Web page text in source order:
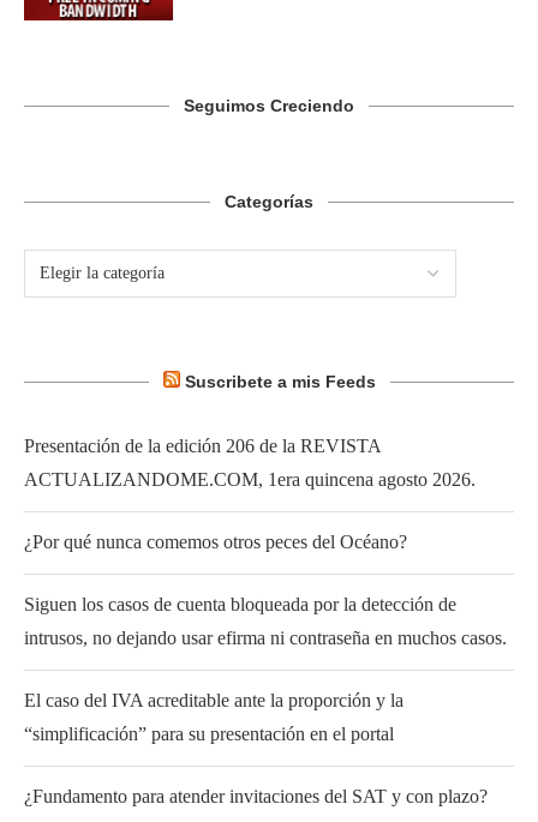
Seguimos Creciendo
Categorías
Suscribete a mis Feeds
Presentación de la edición 206 de la REVISTA
ACTUALIZANDOME.COM, 1era quincena agosto 2026.
¿Por qué nunca comemos otros peces del Océano?
Siguen los casos de cuenta bloqueada por la detección de
intrusos, no dejando usar efirma ni contraseña en muchos casos.
El caso del IVA acreditable ante la proporción y la
“simplificación” para su presentación en el portal
¿Fundamento para atender invitaciones del SAT y con plazo?